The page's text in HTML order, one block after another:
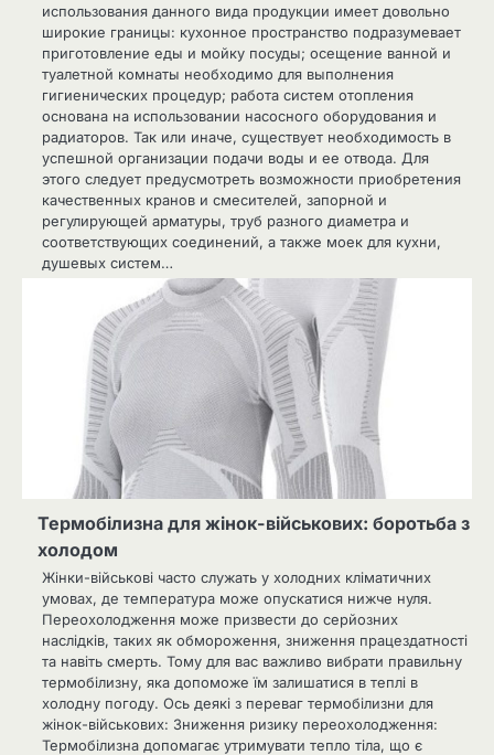
использования данного вида продукции имеет довольно
широкие границы: кухонное пространство подразумевает
приготовление еды и мойку посуды; осещение ванной и
туалетной комнаты необходимо для выполнения
гигиенических процедур; работа систем отопления
основана на использовании насосного оборудования и
радиаторов. Так или иначе, существует необходимость в
успешной организации подачи воды и ее отвода. Для
этого следует предусмотреть возможности приобретения
качественных кранов и смесителей, запорной и
регулирующей арматуры, труб разного диаметра и
соответствующих соединений, а также моек для кухни,
душевых систем…
Термобілизна для жінок-військових: боротьба з
холодом
Жінки-військові часто служать у холодних кліматичних
умовах, де температура може опускатися нижче нуля.
Переохолодження може призвести до серйозних
наслідків, таких як обмороження, зниження працездатності
та навіть смерть. Тому для вас важливо вибрати правильну
термобілизну, яка допоможе їм залишатися в теплі в
холодну погоду. Ось деякі з переваг термобілизни для
жінок-військових: Зниження ризику переохолодження:
Термобілизна допомагає утримувати тепло тіла, що є